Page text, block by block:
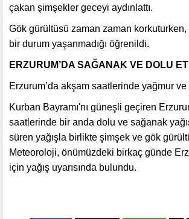
çakan şimşekler geceyi aydınlattı.
Gök gürültüsü zaman zaman
bir durum yaşanmadığı öğrenildi.
ERZURUM’DA SAĞANAK VE DOLU
Erzurum’da akşam saatlerinde yağmur
Kurban Bayramı'nı güneşli geçiren
saatlerinde bir anda dolu ve sağanak
süren yağışla birlikte şimşek ve gök
Meteoroloji, önümüzdeki birkaç günde
için yağış uyarısında bulundu.